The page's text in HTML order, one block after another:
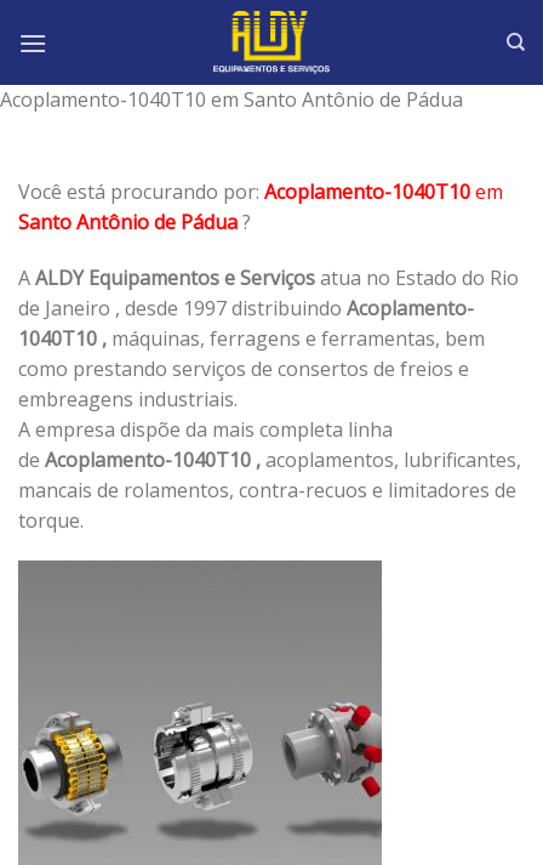
Acoplamento-1040T10 em Santo Antônio de Pádua
Você está procurando por: Acoplamento-1040T10em
Santo Antônio de Pádua?
AALDY Equipamentos e Serviçosatua no Estado do Rio
de Janeiro , desde 1997 distribuindo Acoplamento-
1040T10 , máquinas, ferragens e ferramentas, bem
como prestando serviços de consertos de freios e
embreagens industriais.
A empresa dispõe da mais completa linha
de Acoplamento-1040T10 ,acoplamentos, lubrificantes,
mancais de rolamentos, contra-recuos e limitadores de
torque.